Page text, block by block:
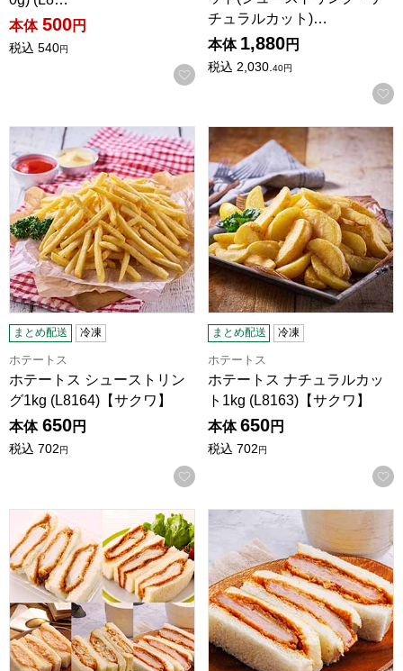
本体 500円
税込 540円
お気に入りに登録する
チュラルカット)…
本体 1,880円
税込 2,030. 40円
ホテートス シューストリング1kg (L8164)【サクワ】
まとめ配送 冷凍
ホテートス
ホテートス シューストリン
グ1kg (L8164)【サクワ】
本体 650円
税込 702円
お気に入りに登録する
ホテートス ナチュラルカッ
まとめ配送 冷凍
ホテートス
ホテートス ナチュラルカッ
ト1kg (L8163)【サクワ】
本体 650円
税込 702円
奈良コープ産業 サンドウィッチ5種セット(とんかつデミグ
奈良コープ産業 厚切りポー